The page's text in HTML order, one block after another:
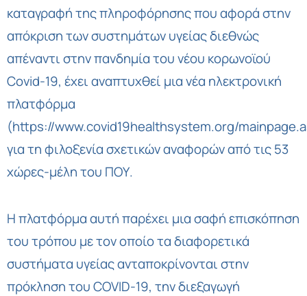
καταγραφή της πληροφόρησης που αφορά στην
απόκριση των συστημάτων υγείας διεθνώς
απέναντι στην πανδημία του νέου κορωνοϊού
Covid-19, έχει αναπτυχθεί μια νέα ηλεκτρονική
πλατφόρμα
(https://www.covid19healthsystem.org/
για τη φιλοξενία σχετικών αναφορών από τις 53
χώρες-μέλη του ΠΟΥ.
Η πλατφόρμα αυτή παρέχει μια σαφή επισκόπηση
του τρόπου με τον οποίο τα διαφορετικά
συστήματα υγείας ανταποκρίνονται στην
πρόκληση του COVID-19, την διεξαγωγή